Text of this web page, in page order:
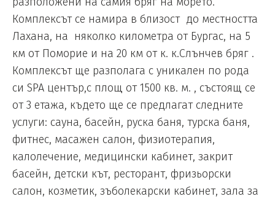
Комплексът се намира в близост до местността
Лахана, на няколко километра от Бургас, на 5
км от Поморие и на 20 км от к. к.Слънчев бряг .
Комплексът ще разполага с уникален по рода
си SPA център,с площ от 1500 кв. м. , състоящ се
от 3 етажа, където ще се предлагат следните
услуги: сауна, басейн, руска баня, турска баня,
фитнес, масажен салон, физиотерапия,
калолечение, медицински кабинет, закрит
басейн, детски кът, ресторант, фризьорски
салон, козметик, зъболекарски кабинет, зала за